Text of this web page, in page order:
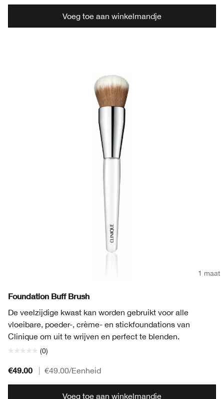
Voeg toe aan winkelmandje
1 maat
Foundation Buff Brush
De veelzijdige kwast kan worden gebruikt voor alle
vloeibare, poeder-, crème- en stickfoundations van
Clinique om uit te wrijven en perfect te blenden.
(0)
€49.00 €49.00/Eenheid
Voeg toe aan winkelmandje